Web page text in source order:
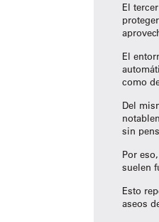
El
El
como
Del
sin
Por
suelen
Esto
aseos